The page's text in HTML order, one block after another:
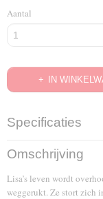
Aantal
IN
Specificaties
EAN code
8712609669299
Omschrijving
Lisa’s leven wordt
weggerukt. Ze stort zich